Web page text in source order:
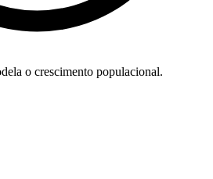
o crescimento populacional.